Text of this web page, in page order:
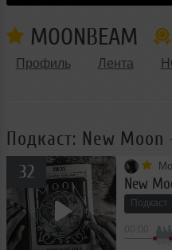
MOONBEAM
Профиль Лента
Подкаст: New Moon
32
New
Подкаст